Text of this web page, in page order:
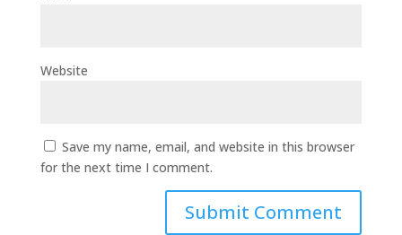
Website
Save my name, email, and website in this browser
for the next time I comment.